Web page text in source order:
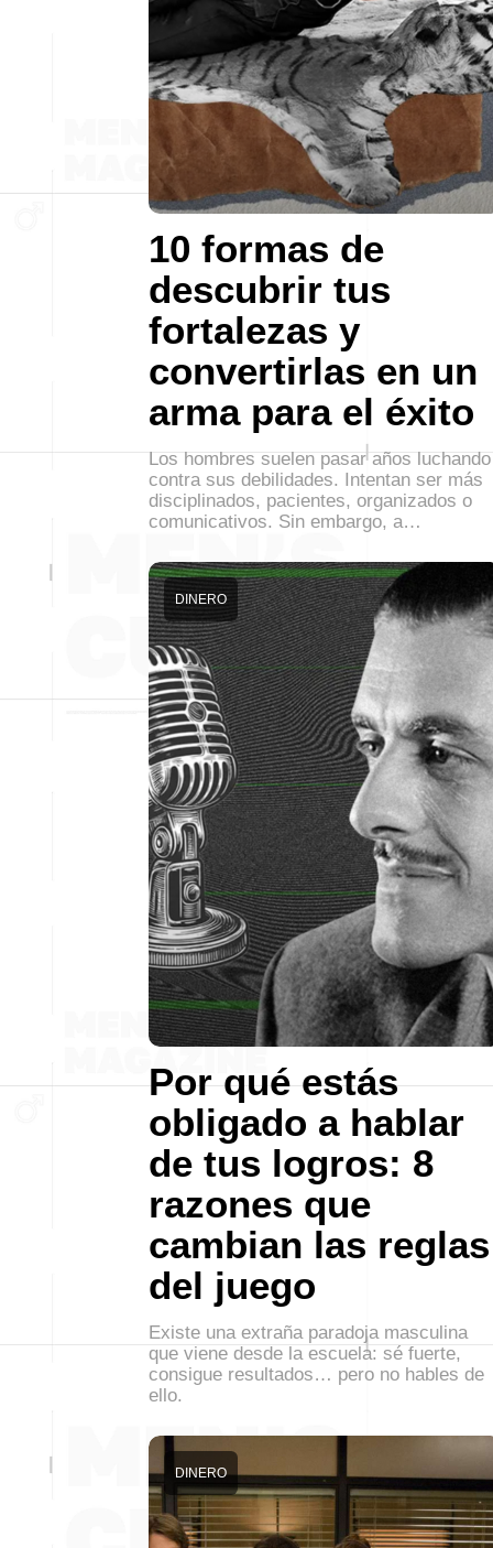
10 formas de
descubrir tus
fortalezas y
convertirlas en un
arma para el éxito
Los hombres suelen pasar años luchando
contra sus debilidades. Intentan ser más
disciplinados, pacientes, organizados o
comunicativos. Sin embargo, a…
Por qué estás
obligado a hablar
de tus logros: 8
razones que
cambian las reglas
del juego
DINERO
Existe una extraña paradoja masculina
que viene desde la escuela: sé fuerte,
consigue resultados… pero no hables de
ello.
DINERO